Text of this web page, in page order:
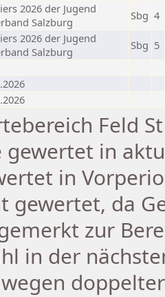
2026 der Jugend
Salzburg
Sbg 4
2026 der Jugend
Salzburg
Sbg 5
Feld
gewertet in
in
gewertet, da
zur
in der